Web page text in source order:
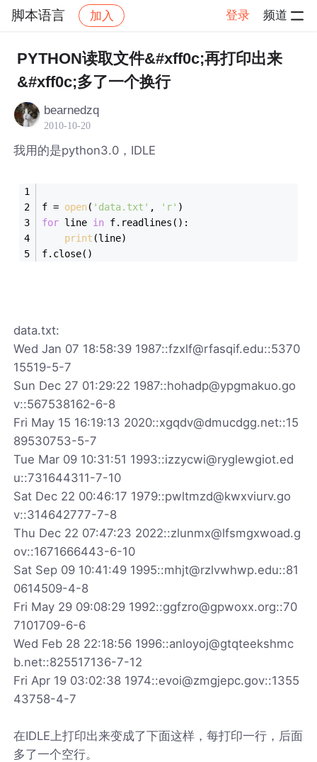
脚本语言 加入 登录 频道
社区 脚本语言 帖子详情
PYTHON读取文件&#xff0c;再打印出来
&#xff0c;多了一个换行
bearnedzq
2010-10-20
我用的是python3.0，IDLE
f = open( 'data.txt' , 'r' )
for line in f.readlines():
print (line)
f.close()
data.txt:
Wed Jan 07 18:58:39 1987::fzxlf@rfasqif.edu::5370
15519-5-7
Sun Dec 27 01:29:22 1987::hohadp@ypgmakuo.go
v::567538162-6-8
Fri May 15 16:19:13 2020::xgqdv@dmucdgg.net::15
89530753-5-7
Tue Mar 09 10:31:51 1993::izzycwi@ryglewgiot.ed
u::731644311-7-10
Sat Dec 22 00:46:17 1979::pwltmzd@kwxviurv.go
v::314642777-7-8
Thu Dec 22 07:47:23 2022::zlunmx@lfsmgxwoad.g
ov::1671666443-6-10
Sat Sep 09 10:41:49 1995::mhjt@rzlvwhwp.edu::81
0614509-4-8
Fri May 29 09:08:29 1992::ggfzro@gpwoxx.org::70
7101709-6-6
Wed Feb 28 22:18:56 1996::anloyoj@gtqteekshmc
b.net::825517136-7-12
Fri Apr 19 03:02:38 1974::evoi@zmgjepc.gov::1355
43758-4-7
在IDLE上打印出来变成了下面这样，每打印一行，后面
多了一个空行。